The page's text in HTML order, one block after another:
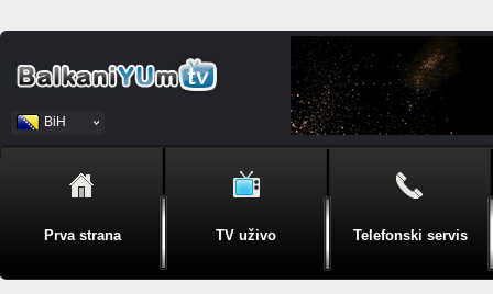
BiH
Srpski
Prva strana TV uživo Telefonski servis